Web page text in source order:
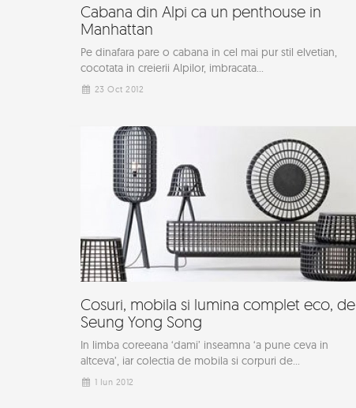
Cabana din Alpi ca un penthouse in
Manhattan
Pe dinafara pare o cabana in cel mai pur stil elvetian,
cocotata in creierii Alpilor, imbracata...
23 Oct 2012
Cosuri, mobila si lumina complet eco, de
Seung Yong Song
In limba coreeana ‘dami’ inseamna ‘a pune ceva in
altceva’, iar colectia de mobila si corpuri de...
1 Iun 2012